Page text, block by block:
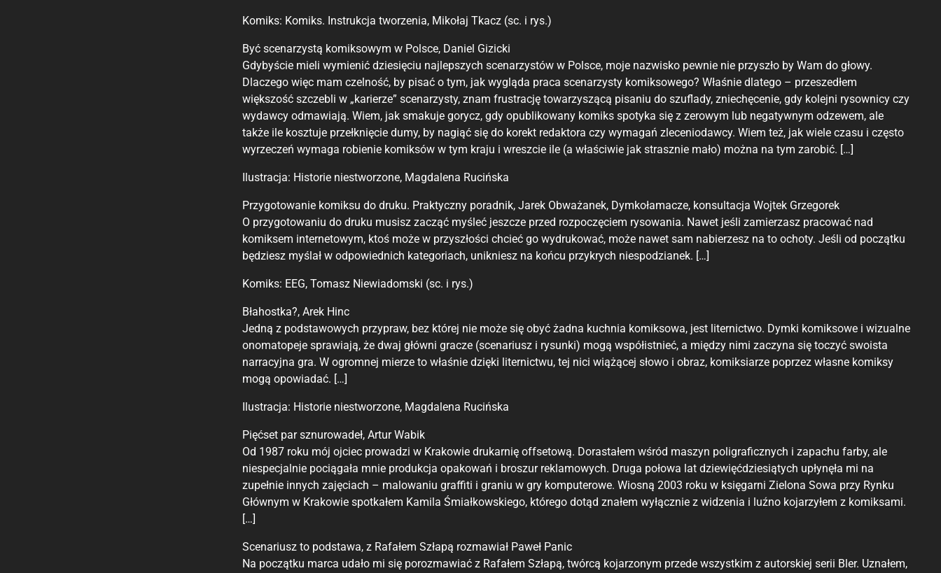
Komiks: Komiks. Instrukcja tworzenia, Mikołaj Tkacz (sc. i rys.)
Być scenarzystą komiksowym w Polsce, Daniel Gizicki
Gdybyście mieli wymienić dziesięciu najlepszych scenarzystów w Polsce, moje nazwisko pewnie nie przyszło by Wam do głowy.
Dlaczego więc mam czelność, by pisać o tym, jak wygląda praca scenarzysty komiksowego? Właśnie dlatego – przeszedłem
większość szczebli w „karierze” scenarzysty, znam frustrację towarzyszącą pisaniu do szuflady, zniechęcenie, gdy kolejni rysownicy czy
wydawcy odmawiają. Wiem, jak smakuje gorycz, gdy opublikowany komiks spotyka się z zerowym lub negatywnym odzewem, ale
także ile kosztuje przełknięcie dumy, by nagiąć się do korekt redaktora czy wymagań zleceniodawcy. Wiem też, jak wiele czasu i często
wyrzeczeń wymaga robienie komiksów w tym kraju i wreszcie ile (a właściwie jak strasznie mało) można na tym zarobić. […]
Ilustracja: Historie niestworzone, Magdalena Rucińska
Przygotowanie komiksu do druku. Praktyczny poradnik, Jarek Obważanek, Dymkołamacze, konsultacja Wojtek Grzegorek
O przygotowaniu do druku musisz zacząć myśleć jeszcze przed rozpoczęciem rysowania. Nawet jeśli zamierzasz pracować nad
komiksem internetowym, ktoś może w przyszłości chcieć go wydrukować, może nawet sam nabierzesz na to ochoty. Jeśli od początku
będziesz myślał w odpowiednich kategoriach, unikniesz na końcu przykrych niespodzianek. […]
Komiks: EEG, Tomasz Niewiadomski (sc. i rys.)
Błahostka?, Arek Hinc
Jedną z podstawowych przypraw, bez której nie może się obyć żadna kuchnia komiksowa, jest liternictwo. Dymki komiksowe i wizualne
onomatopeje sprawiają, że dwaj główni gracze (scenariusz i rysunki) mogą współistnieć, a między nimi zaczyna się toczyć swoista
narracyjna gra. W ogromnej mierze to właśnie dzięki liternictwu, tej nici wiążącej słowo i obraz, komiksiarze poprzez własne komiksy
mogą opowiadać. […]
Ilustracja: Historie niestworzone, Magdalena Rucińska
Pięćset par sznurowadeł, Artur Wabik
Od 1987 roku mój ojciec prowadzi w Krakowie drukarnię offsetową. Dorastałem wśród maszyn poligraficznych i zapachu farby, ale
niespecjalnie pociągała mnie produkcja opakowań i broszur reklamowych. Druga połowa lat dziewięćdziesiątych upłynęła mi na
zupełnie innych zajęciach – malowaniu graffiti i graniu w gry komputerowe. Wiosną 2003 roku w księgarni Zielona Sowa przy Rynku
Głównym w Krakowie spotkałem Kamila Śmiałkowskiego, którego dotąd znałem wyłącznie z widzenia i luźno kojarzyłem z komiksami.
[…]
Scenariusz to podstawa, z Rafałem Szłapą rozmawiał Paweł Panic
Na początku marca udało mi się porozmawiać z Rafałem Szłapą, twórcą kojarzonym przede wszystkim z autorskiej serii Bler. Uznałem,